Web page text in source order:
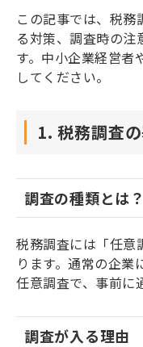
この記事では、税
る対策、調査時の注
す。中小企業経営者
してください。
1. 税務調査
調査の種類とは？
税務調査には「任意
ります。通常の企業
任意調査で、事前に
調査が入る理由